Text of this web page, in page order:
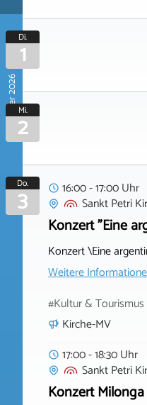
September 2026
Di.
1
Mi.
2
Do.
3
16:00 - 17:00 Uhr
Sankt Petri
Konzert "Eine
Konzert \Eine
Weitere
#Kultur &
Kirche-MV
17:00 - 18:30 Uhr
Sankt Petri
Konzert